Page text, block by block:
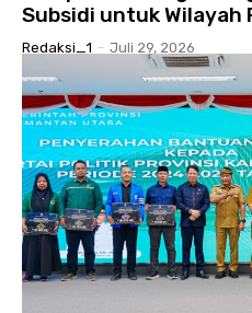
Subsidi untuk Wilayah
Redaksi_1 - Juli 29, 2026